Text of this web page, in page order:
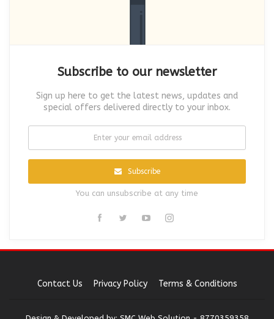
Subscribe to our newsletter
Sign up here to get the latest news, updates and
special offers delivered directly to your inbox.
Subscribe
You can unsubscribe at any time
Contact Us Privacy Policy Terms & Conditions